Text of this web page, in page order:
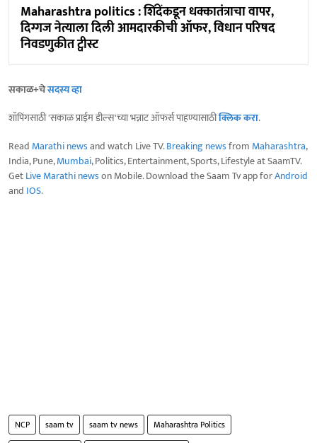
Maharashtra politics : शिंदेंकडून धक्कातंत्राचा वापर,
दिग्गज नेत्याला दिली आमदारकीची ऑफर, विधान परिषद
निवडणुकीत ट्वीस्ट
सकाळ+चेसदस्य व्हा
शॉपिंगसाठी 'सकाळ प्राईम डील्स'च्या भन्नाट ऑफर्स पाहण्यासाठीक्लिक करा.
Read Marathi newsand watch Live TV.Breaking newsfrom Maharashtra,
India, Pune,Mumbai, Politics, Entertainment, Sports, Lifestyle at SaamTV.
GetLive Marathi newson Mobile. Download the Saam Tv app forAndroid
and IOS.
NCP saam tv saam tv news
Maharashtra Politics